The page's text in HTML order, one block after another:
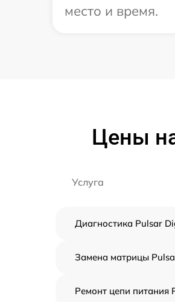
место и время.
Цены
Услуга
Диагностика Pulsar
Замена матрицы
Ремонт цепи питания